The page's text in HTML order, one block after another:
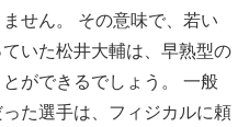
せん。 その意味で、若い
いた松井大輔は、早熟型の
ができるでしょう。 一般
た選手は、フィジカルに頼